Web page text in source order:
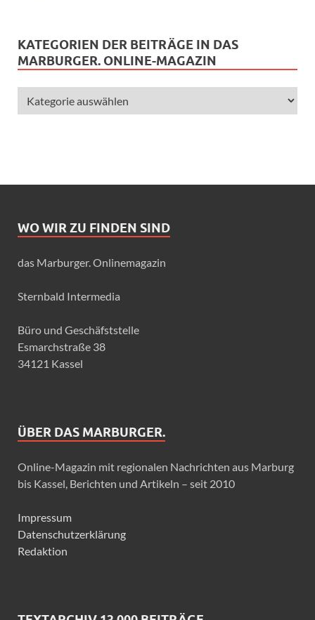
KATEGORIEN DER BEITRÄGE IN DAS
MARBURGER. ONLINE-MAGAZIN
WO WIR ZU FINDEN SIND
das Marburger. Onlinemagazin
Sternbald Intermedia
Büro und Geschäfststelle
Esmarchstraße 38
34121 Kassel
ÜBER DAS MARBURGER.
Online-Magazin mit regionalen Nachrichten aus Marburg
bis Kassel, Berichten und Artikeln – seit 2010
Impressum
Datenschutzerklärung
Redaktion